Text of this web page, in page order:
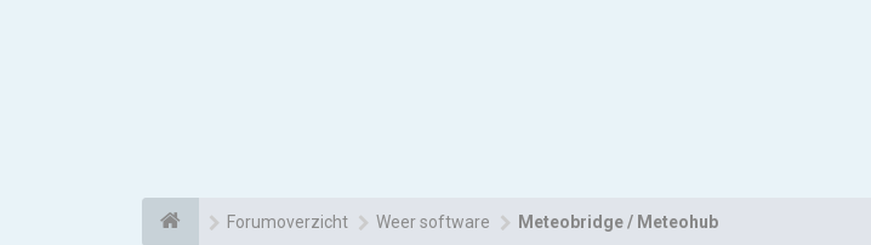
Forumoverzicht Weer software Meteobridge / Meteohub